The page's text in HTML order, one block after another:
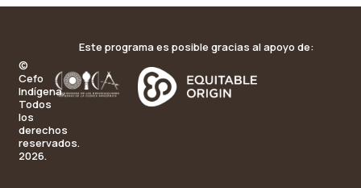
©
Cefo
Indígena.
Todos
los
derechos
reservados.
2026.
Este programa es posible gracias al apoyo de: